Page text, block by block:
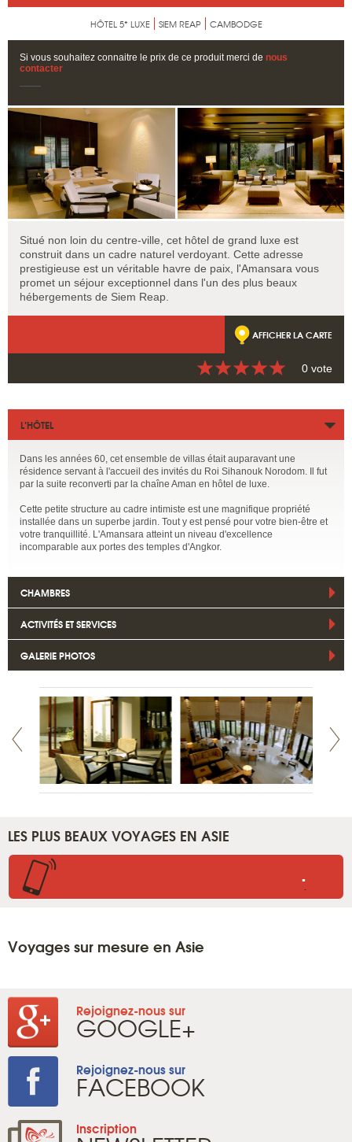
HÔTEL 5* LUXE SIEM REAP CAMBODGE
Si vous souhaitez connaitre le prix de ce produit merci de nous
contacter
Situé non loin du centre-ville, cet hôtel de grand luxe est
construit dans un cadre naturel verdoyant. Cette adresse
prestigieuse est un véritable havre de paix, l'Amansara vous
promet un séjour exceptionnel dans l'un des plus beaux
hébergements de Siem Reap.
AFFICHER LA CARTE
0 vote
L’HÔTEL
Dans les années 60, cet ensemble de villas était auparavant une
résidence servant à l'accueil des invités du Roi Sihanouk Norodom. Il fut
par la suite reconverti par la chaîne Aman en hôtel de luxe.
Cette petite structure au cadre intimiste est une magnifique propriété
installée dans un superbe jardin. Tout y est pensé pour votre bien-être et
votre tranquillité. L'Amansara atteint un niveau d'excellence
incomparable aux portes des temples d'Angkor.
CHAMBRES
ACTIVITÉS ET SERVICES
GALERIE PHOTOS
LES PLUS BEAUX VOYAGES EN ASIE
..
Voyages sur mesure en Asie
Rejoignez-nous sur
GOOGLE+
Rejoignez-nous sur
FACEBOOK
Inscription